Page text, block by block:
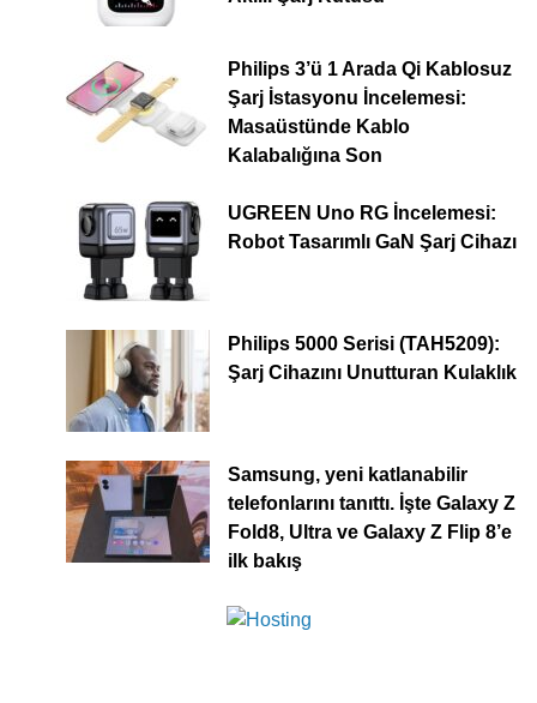
Philips 3’ü 1 Arada Qi Kablosuz
Şarj İstasyonu İncelemesi:
Masaüstünde Kablo
Kalabalığına Son
UGREEN Uno RG İncelemesi:
Robot Tasarımlı GaN Şarj Cihazı
Philips 5000 Serisi (TAH5209):
Şarj Cihazını Unutturan Kulaklık
Samsung, yeni katlanabilir
telefonlarını tanıttı. İşte Galaxy Z
Fold8, Ultra ve Galaxy Z Flip 8’e
ilk bakış